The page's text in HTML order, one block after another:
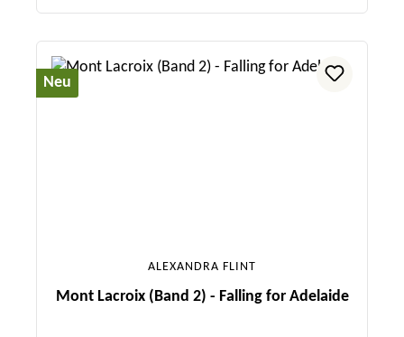
Neu
ALEXANDRA FLINT
Mont Lacroix (Band 2) - Falling for Adelaide